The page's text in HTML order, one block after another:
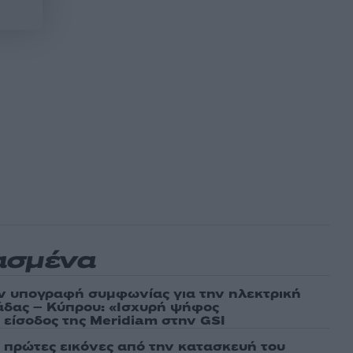
υπογραφή συμφωνίας για την ηλεκτρική
– Κύπρου: «Ισχυρή ψήφος
της Meridiam στην GSI
εικόνες από την κατασκευή του